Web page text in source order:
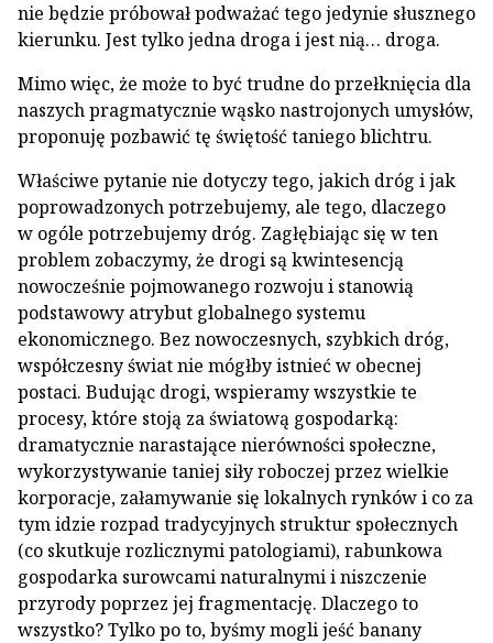
nie będzie próbował podważać tego jedynie słusznego
kierunku. Jest tylko jedna droga i jest nią… droga.
Mimo więc, że może to być trudne do przełknięcia dla
naszych pragmatycznie wąsko nastrojonych umysłów,
proponuję pozbawić tę świętość taniego blichtru.
Właściwe pytanie nie dotyczy tego, jakich dróg i jak
poprowadzonych potrzebujemy, ale tego, dlaczego
w ogóle potrzebujemy dróg. Zagłębiając się w ten
problem zobaczymy, że drogi są kwintesencją
nowocześnie pojmowanego rozwoju i stanowią
podstawowy atrybut globalnego systemu
ekonomicznego. Bez nowoczesnych, szybkich dróg,
współczesny świat nie mógłby istnieć w obecnej
postaci. Budując drogi, wspieramy wszystkie te
procesy, które stoją za światową gospodarką:
dramatycznie narastające nierówności społeczne,
wykorzystywanie taniej siły roboczej przez wielkie
korporacje, załamywanie się lokalnych rynków i co za
tym idzie rozpad tradycyjnych struktur społecznych
(co skutkuje rozlicznymi patologiami), rabunkowa
gospodarka surowcami naturalnymi i niszczenie
przyrody poprzez jej fragmentację. Dlaczego to
wszystko? Tylko po to, byśmy mogli jeść banany